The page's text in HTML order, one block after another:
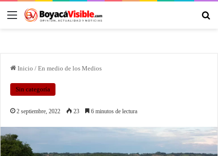
Inicio / En medio de los Medios
Sin categoría
2 septiembre, 2022 23 6 minutos de lectura